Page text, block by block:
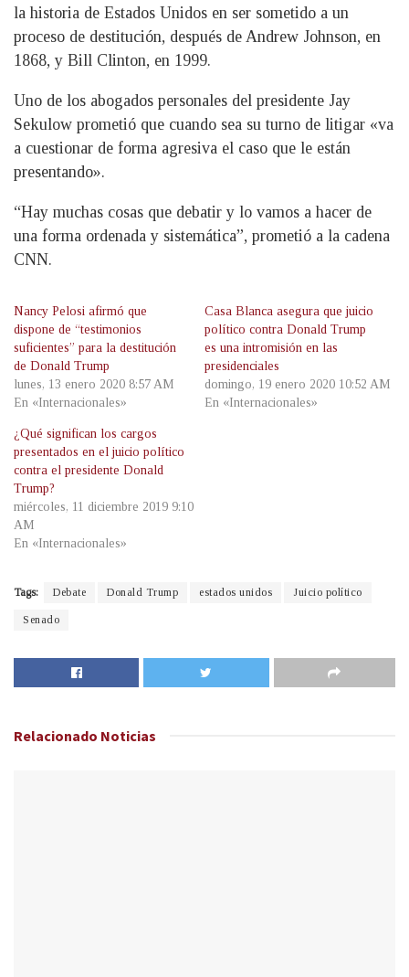
la historia de Estados Unidos en ser sometido a un
proceso de destitución, después de Andrew Johnson, en
1868, y Bill Clinton, en 1999.
Uno de los abogados personales del presidente Jay
Sekulow prometió que cuando sea su turno de litigar «va
a cuestionar de forma agresiva el caso que le están
presentando».
“Hay muchas cosas que debatir y lo vamos a hacer de
una forma ordenada y sistemática”, prometió a la cadena
CNN.
Nancy Pelosi afirmó que
dispone de “testimonios
suficientes” para la destitución
de Donald Trump
lunes, 13 enero 2020 8:57 AM
En «Internacionales»
Casa Blanca asegura que juicio
político contra Donald Trump
es una intromisión en las
presidenciales
domingo, 19 enero 2020 10:52 AM
En «Internacionales»
¿Qué significan los cargos
presentados en el juicio político
contra el presidente Donald
Trump?
miércoles, 11 diciembre 2019 9:10
AM
En «Internacionales»
Tags: Debate Donald Trump estados unidos Juicio político
Senado
Relacionado Noticias